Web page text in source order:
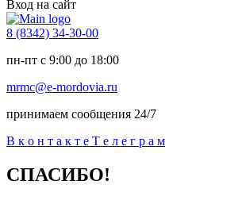
Вход на сайт
8 (8342) 34-30-00
пн-пт с 9:00 до 18:00
mrmc@e-mordovia.ru
принимаем сообщения 24/7
В к о н т а к т е Т е л е г р а м
СПАСИБО!